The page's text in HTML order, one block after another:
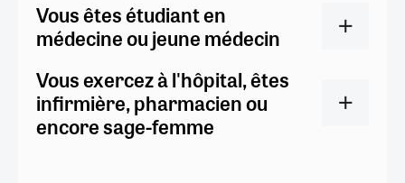
Vous êtes étudiant en
médecine ou jeune médecin
Vous exercez à l'hôpital, êtes
infirmière, pharmacien ou
encore sage-femme